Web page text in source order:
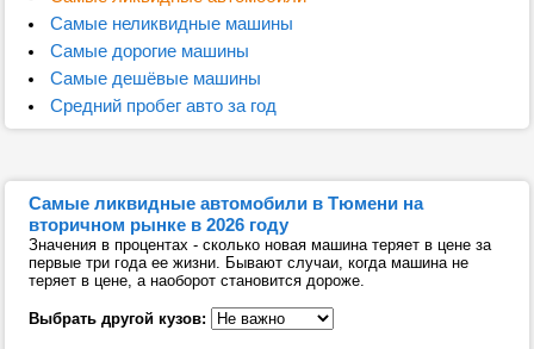
Самые неликвидные машины
Самые дорогие машины
Самые дешёвые машины
Средний пробег авто за год
Самые ликвидные автомобили в Тюмени на
вторичном рынке в 2026 году
Значения в процентах - сколько новая машина теряет в цене за
первые три года ее жизни. Бывают случаи, когда машина не
теряет в цене, а наоборот становится дороже.
Выбрать другой кузов: